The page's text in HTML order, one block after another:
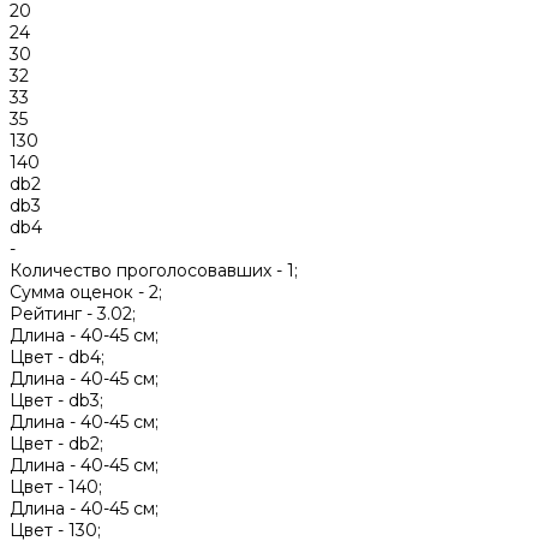
20
24
30
32
33
35
130
140
db2
db3
db4
-
Количество проголосовавших - 1;
Сумма оценок - 2;
Рейтинг -3.02;
Длина - 40-45 см;
Цвет - db4;
Длина - 40-45 см;
Цвет - db3;
Длина - 40-45 см;
Цвет - db2;
Длина - 40-45 см;
Цвет - 140;
Длина - 40-45 см;
Цвет - 130;